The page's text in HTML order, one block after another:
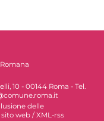
10 - 00144 Roma - Tel.
delle
web / XML-rss